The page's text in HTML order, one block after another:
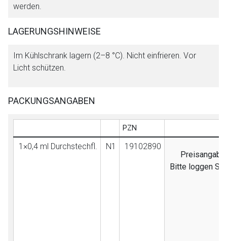
werden.
LAGERUNGSHINWEISE
Im Kühlschrank lagern (2–8 °C). Nicht einfrieren. Vor
Licht schützen.
PACKUNGSANGABEN
PZN
1×0,4 ml Durchstechfl. N1
19102890
Bitte loggen